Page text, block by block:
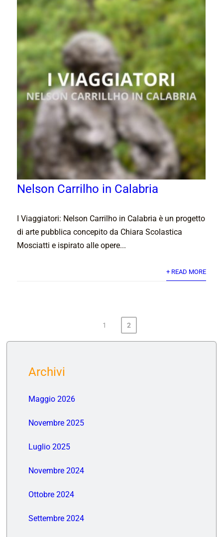
Nelson Carrilho in Calabria
I Viaggiatori: Nelson Carrilho in Calabria è un progetto
di arte pubblica concepito da Chiara Scolastica
Mosciatti e ispirato alle opere...
+ READ MORE
1 2
Archivi
Maggio 2026
Novembre 2025
Luglio 2025
Novembre 2024
Ottobre 2024
Settembre 2024